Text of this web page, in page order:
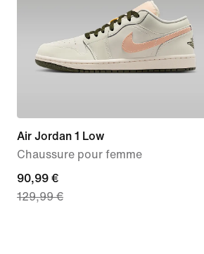
Air Jordan 1 Low
Chaussure pour femme
current
price
90,99 €
129,99 €